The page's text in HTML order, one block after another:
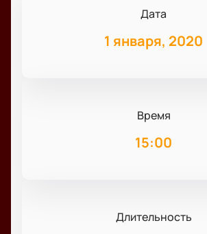
Дата
1 января, 2020
Время
15:00
Длительность